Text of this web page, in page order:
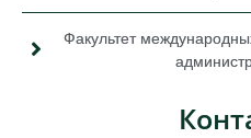
Факультет